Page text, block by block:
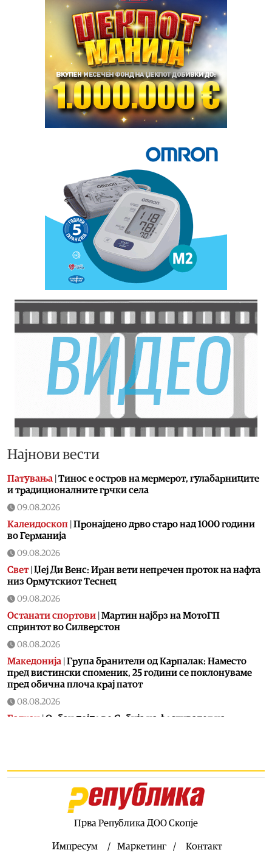
Најнови вести
Патувања Тинос е остров на мермерот, гулабарниците
и традиционалните грчки села
09.08.2026
Калеидоскоп Пронајдено дрво старо над 1000 години
во Германија
09.08.2026
Свет| Џеј Ди Венс: Иран вети непречен проток на нафта
низ Ормутскиот Теснец
09.08.2026
Останати спортови Мартин најбрз на МотоГП
спринтот во Силверстон
08.08.2026
Македонија Група бранители од Карпалак: Наместо
пред вистински споменик, 25 години се поклонуваме
пред обична плоча крај патот
08.08.2026
Балкан | Орбан дојде во Србија на фестивалот на
Свет|Турција го ограничува пловењето на трговски
бродови во Црното Море преку Дарданелите
Трајно одземање возачка дозвола за
парични казни
Прва Република ДОО Скопје
Импресум Маркетинг Контакт